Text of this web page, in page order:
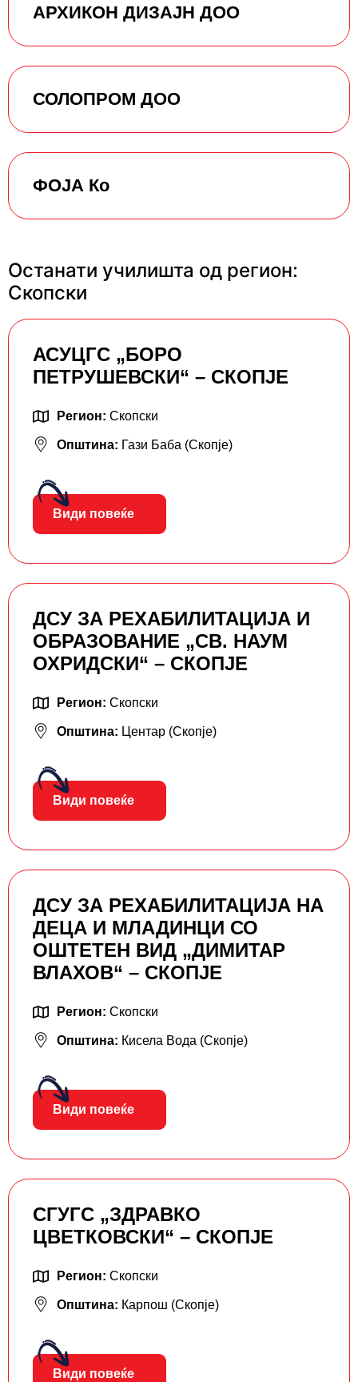
АРХИКОН ДИЗАЈН ДОО
СОЛОПРОМ ДОО
ФОЈА Ко
Останати училишта од регион:
Скопски
АСУЦГС „БОРО
ПЕТРУШЕВСКИ“ – СКОПЈЕ
Регион: Скопски
Општина: Гази Баба (Скопје)
Види повеќе
ДСУ ЗА РЕХАБИЛИТАЦИЈА И
ОБРАЗОВАНИЕ „СВ. НАУМ
ОХРИДСКИ“ – СКОПЈЕ
Регион: Скопски
Општина: Центар (Скопје)
Види повеќе
ДСУ ЗА РЕХАБИЛИТАЦИЈА НА
ДЕЦА И МЛАДИНЦИ СО
ОШТЕТЕН ВИД „ДИМИТАР
ВЛАХОВ“ – СКОПЈЕ
Регион: Скопски
Општина: Кисела Вода (Скопје)
Види повеќе
СГУГС „ЗДРАВКО
ЦВЕТКОВСКИ“ – СКОПЈЕ
Регион: Скопски
Општина: Карпош (Скопје)
Види повеќе